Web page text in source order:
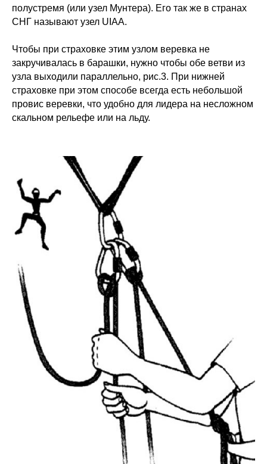
полустремя (или узел Мунтера). Его так же в странах
СНГ называют узел UIAA.
Чтобы при страховке этим узлом веревка не
закручивалась в барашки, нужно чтобы обе ветви из
узла выходили параллельно, рис.3. При нижней
страховке при этом способе всегда есть небольшой
провис веревки, что удобно для лидера на несложном
скальном рельефе или на льду.